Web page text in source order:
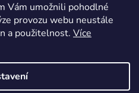
Vám umožnili pohodlné
provozu webu neustále
a použitelnost. Více